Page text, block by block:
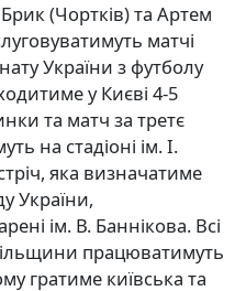
(Чортків) та Артем
матчі
України з футболу
у Києві 4-5
та матч за третє
на стадіоні ім. І.
яка визначатиме
України,
ім. В. Баннікова. Всі
працюватимуть
гратиме київська та